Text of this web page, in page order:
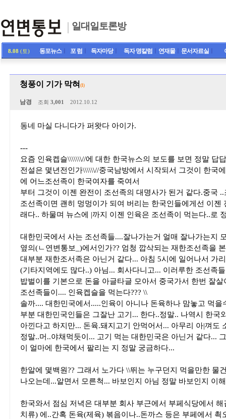
일대일토론방
8.08 (토) 동포뉴스ㅣ 포 럼 독자마당ㅣ 독자 명칼럼 연재물ㅣ 문서자료실
청풍이 기가 막혀 (1)
남경 조회 3,001 2012.10.12
동네 마실 다니다가 퍼왓다 아이가.
---
요즘 인육켑슬\\\\\\\//에 대한 한국뉴스의 보도를 보면 정말 답
전설은 몇년전인가\\\\\\//중국남방에서 시작되서 그것이 한국
에 어느조선족이 한국여자를 죽여서
부터 그것이 이젠 완전이 조선족의 대명사가 된거 같다.중국
조선족이면 괜히 멍멍이가 되여 버리는 한국인들에게선 이젠
래다.. 하물며 뉴스에 |까지 이젠 인육은 조선족이 먹는다..로
대한민국에서 사는 조선족들....잘나가는거 얼매 잘나가는지
옆의(ㄴ연변통보_)에서인가?? 엄청 깝삭되는 재한조선족을
대부분 재한조서족은 아닌거 같다... 아침 5시에 일어나서 가
(기타지역에도 많다..) 아님... 회사다니고... 이러루한 조선족
밥벌이를 기본으로 돈을 아글타글 모아서 중국가서 한번 잘살
조선족들이.... 인육켑슬을 먹는다??? \\
솔까.... 대한민국에서.....인육이 아니나 돈육하나 맘놓고 먹을
부분 대한민국인들은 그잘난 고기... 한다..정말.. 나역시 한국
아낀다고 하지만... 돈육.돼지고기 안먹어서... 아무리 아|껴도
정말..머..야채먹듯이... 고기 먹는 대한민국은 아닌거 같다...
이 얼마에 한국에서 팔리는 지 정말 궁금하다...
한알에 몇백원?? 그래서 노가다 \\뛰는 누구던지 먹을만한 물
나오는데...알면서 모른척... 바보인지 아님 정말 바보인지 이
한국와서 점심 저녁은 대부분 회사 부근에서 부페식당에서
치류) 에..간혹 돈육(제육) 볶음이나..돈까스 등은 부페에서 쵝